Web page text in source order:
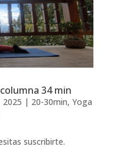
34 min
2025 | 20-30min, Yoga
suscribirte.